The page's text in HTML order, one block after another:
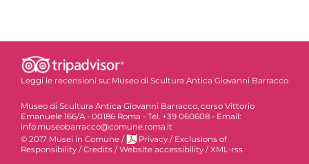
Leggi le recensioni su: Museo di Scultura Antica Giovanni Barracco
Museo di Scultura Antica Giovanni Barracco, corso Vittorio
Emanuele 166/A - 00186 Roma - Tel. +39 060608 - Email:
info.museobarracco@comune.roma.it
© 2017 Musei in Comune / Privacy / Exclusions of
Responsibility / Credits / Website accessibility / XML-rss